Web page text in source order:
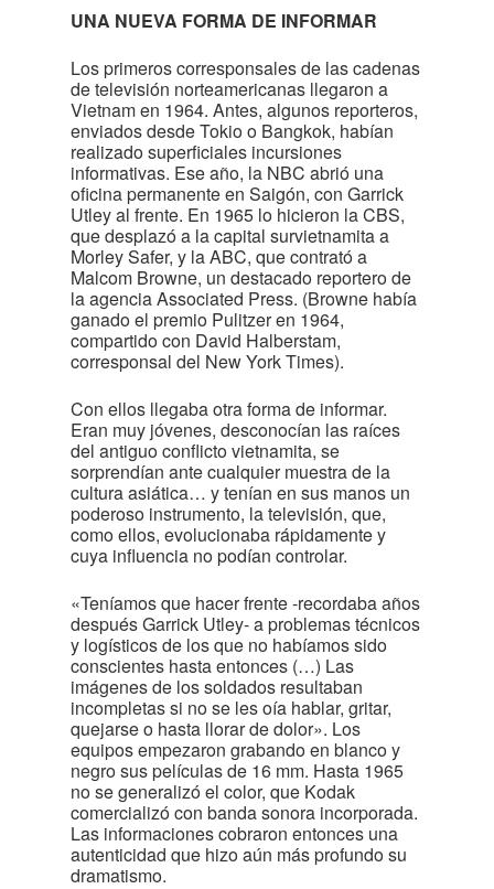
UNA NUEVA FORMA DE INFORMAR
Los primeros corresponsales de las cadenas
de televisión norteamericanas llegaron a
Vietnam en 1964. Antes, algunos reporteros,
enviados desde Tokio o Bangkok, habían
realizado superficiales incursiones
informativas. Ese año, la NBC abrió una
oficina permanente en Saigón, con Garrick
Utley al frente. En 1965 lo hicieron la CBS,
que desplazó a la capital survietnamita a
Morley Safer, y la ABC, que contrató a
Malcom Browne, un destacado reportero de
la agencia Associated Press. (Browne había
ganado el premio Pulitzer en 1964,
compartido con David Halberstam,
corresponsal del New York Times).
Con ellos llegaba otra forma de informar.
Eran muy jóvenes, desconocían las raíces
del antiguo conflicto vietnamita, se
sorprendían ante cualquier muestra de la
cultura asiática… y tenían en sus manos un
poderoso instrumento, la televisión, que,
como ellos, evolucionaba rápidamente y
cuya influencia no podían controlar.
«Teníamos que hacer frente -recordaba años
después Garrick Utley- a problemas técnicos
y logísticos de los que no habíamos sido
conscientes hasta entonces (…) Las
imágenes de los soldados resultaban
incompletas si no se les oía hablar, gritar,
quejarse o hasta llorar de dolor». Los
equipos empezaron grabando en blanco y
negro sus películas de 16 mm. Hasta 1965
no se generalizó el color, que Kodak
comercializó con banda sonora incorporada.
Las informaciones cobraron entonces una
autenticidad que hizo aún más profundo su
dramatismo.